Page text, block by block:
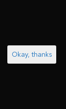
Okay, thanks